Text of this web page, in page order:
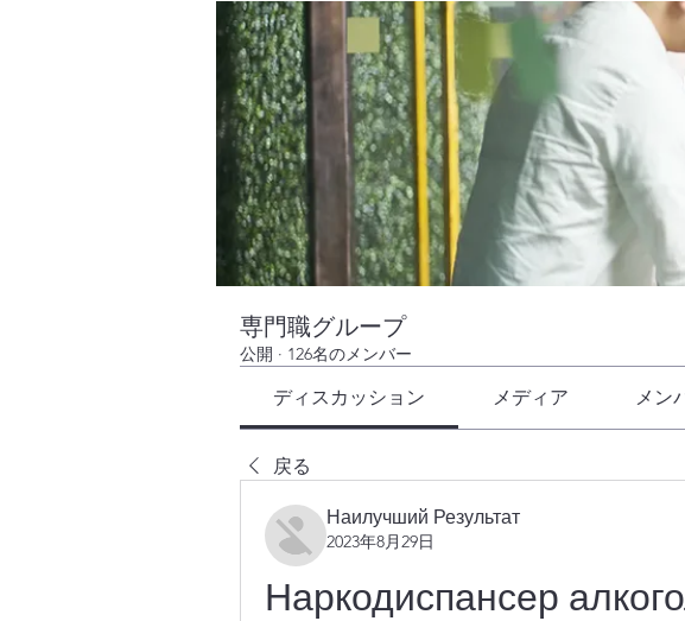
専門職グループ
公開 · 126名のメンバー
ディスカッション メディア メン
戻る
Наилучший Результат
2023年8月29日
Наркодиспансер